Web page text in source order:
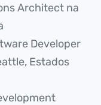
Architect na
Developer
Estados